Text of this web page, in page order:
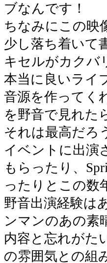
ブなんです！
ちなみにこの映
少し落ち着いて
キセルがカクバ
本当に良いライ
音源を作ってく
を野音で見れた
それは最高だろ
イベントに出演
もらったり、
ったりとこの数
野音出演経験は
ンマンのあの素
内容と忘れがた
の雰囲気との組